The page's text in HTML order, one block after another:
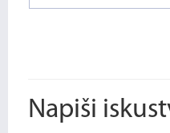
Napiši